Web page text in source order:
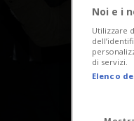
Noi e i
Utilizzare
di servizi.
Elenco